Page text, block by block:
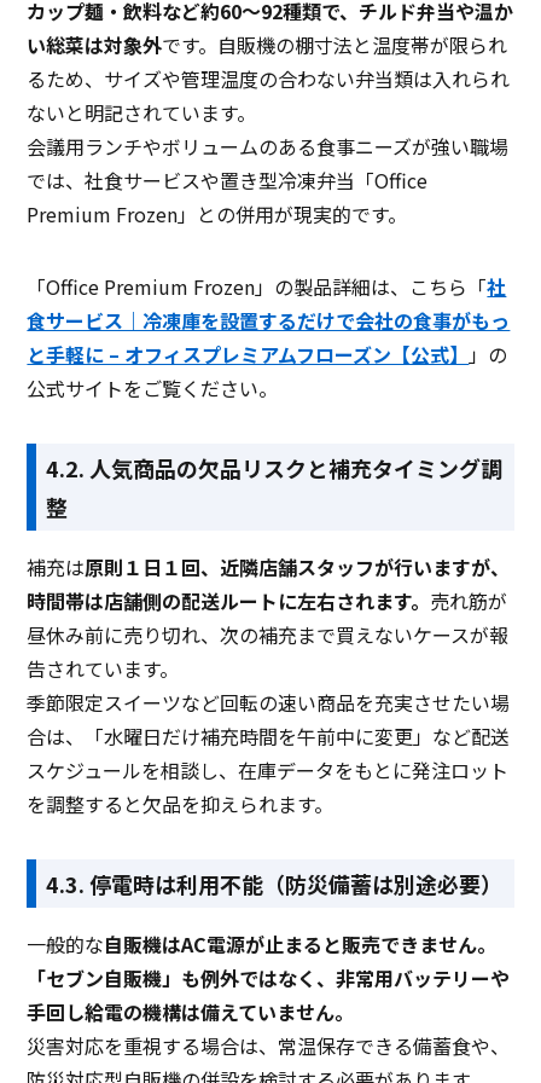
カップ麺・飲料など約60〜92種類で、チルド弁当や温か
い総菜は対象外です。自販機の棚寸法と温度帯が限られ
るため、サイズや管理温度の合わない弁当類は入れられ
ないと明記されています。
会議用ランチやボリュームのある食事ニーズが強い職場
では、社食サービスや置き型冷凍弁当「Office
Premium Frozen」との併用が現実的です。
「Office Premium Frozen」の製品詳細は、こちら「社
食サービス｜冷凍庫を設置するだけで会社の食事がもっ
と手軽に – オフィスプレミアムフローズン【公式】 」の
公式サイトをご覧ください。
4.2. 人気商品の欠品リスクと補充タイミング調
整
補充は原則１日１回、近隣店舗スタッフが行いますが、
時間帯は店舗側の配送ルートに左右されます。 売れ筋が
昼休み前に売り切れ、次の補充まで買えないケースが報
告されています。
季節限定スイーツなど回転の速い商品を充実させたい場
合は、「水曜日だけ補充時間を午前中に変更」など配送
スケジュールを相談し、在庫データをもとに発注ロット
を調整すると欠品を抑えられます。
4.3. 停電時は利用不能（防災備蓄は別途必要）
一般的な自販機はAC電源が止まると販売できません。
「セブン自販機」も例外ではなく、非常用バッテリーや
手回し給電の機構は備えていません。
災害対応を重視する場合は、常温保存できる備蓄食や、